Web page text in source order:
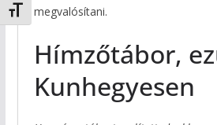
Betűméret váltása
megvalósítani.
Hímzőtábor,
Kunhegyesen